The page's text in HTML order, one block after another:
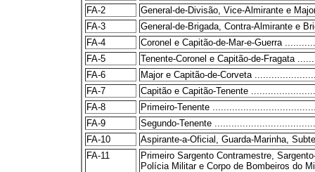
FA-2
General-de-Divisão, Vice-Almirante e
FA-3
General-de-Brigada, Contra-Almirante e
FA-4
Coronel e Capitão-de-Mar-e-Guerra
FA-5
Tenente-Coronel e Capitão-de-Fragata
FA-6
Major e Capitão-de-Corveta
FA-7
Capitão e Capitão-Tenente
FA-8
Primeiro-Tenente
FA-9
Segundo-Tenente
FA-10
Aspirante-a-Oficial, Guarda-Marinha,
FA-11
Primeiro Sargento Contramestre,
Polícia Militar e Corpo de Bombeiros do